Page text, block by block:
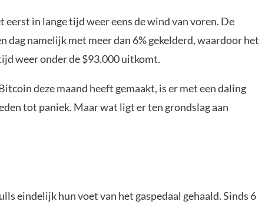
eerst in lange tijd weer eens de wind van voren. De
dag namelijk met meer dan 6% gekelderd, waardoor het
weer onder de $93.000 uitkomt.
deze maand heeft gemaakt, is er met een daling
tot paniek. Maar wat ligt er ten grondslag aan
eindelijk hun voet van het gaspedaal gehaald. Sinds 6